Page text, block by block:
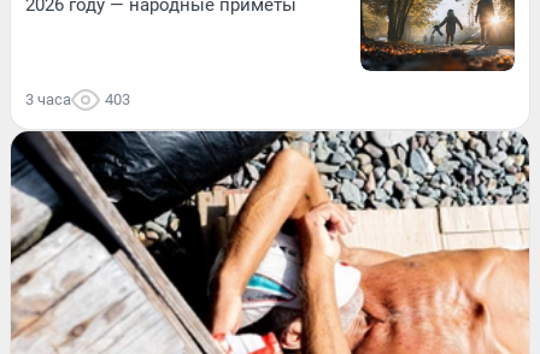
2026 году — народные приметы
3 часа 403